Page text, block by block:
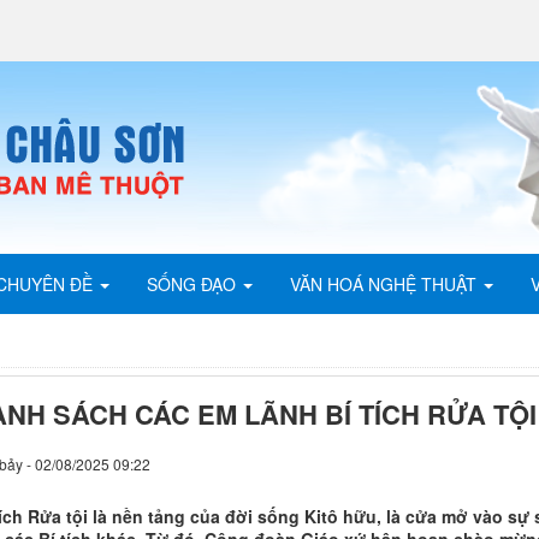
ĐỀ SỐNG ĐẠO VĂN HOÁ NGHỆ THUẬT
SÁCH CÁC EM LÃNH BÍ TÍCH RỬA
- 02/08/2025 09:22
Rửa tội là nền tảng của đời sống Kitô hữu, là cửa mở vào sự